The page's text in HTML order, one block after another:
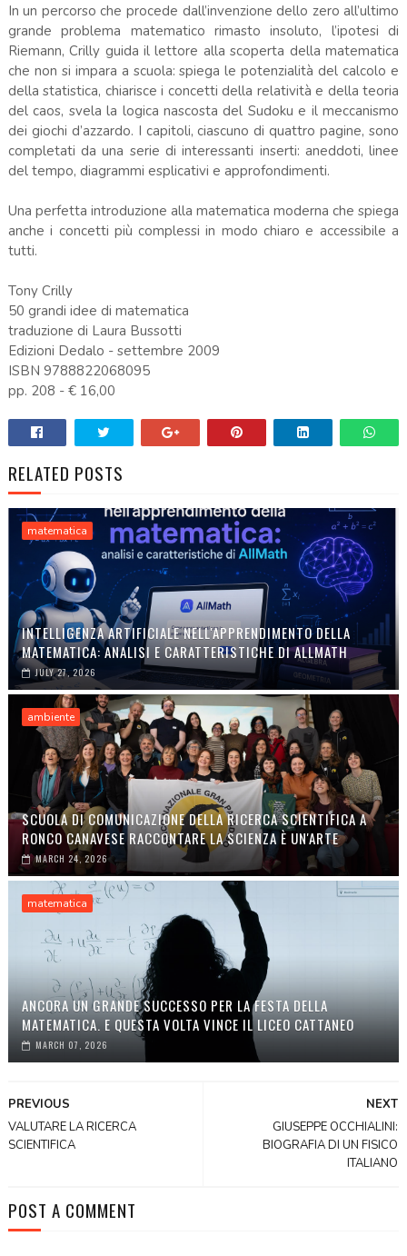
In un percorso che procede dall’invenzione dello zero all’ultimo
grande problema matematico rimasto insoluto, l’ipotesi di
Riemann, Crilly guida il lettore alla scoperta della matematica
che non si impara a scuola: spiega le potenzialità del calcolo e
della statistica, chiarisce i concetti della relatività e della teoria
del caos, svela la logica nascosta del Sudoku e il meccanismo
dei giochi d’azzardo. I capitoli, ciascuno di quattro pagine, sono
completati da una serie di interessanti inserti: aneddoti, linee
del tempo, diagrammi esplicativi e approfondimenti.
Una perfetta introduzione alla matematica moderna che spiega
anche i concetti più complessi in modo chiaro e accessibile a
tutti.
Tony Crilly
50 grandi idee di matematica
traduzione di Laura Bussotti
Edizioni Dedalo - settembre 2009
ISBN 9788822068095
pp. 208 - € 16,00
RELATED POSTS
matematica
INTELLIGENZA ARTIFICIALE NELL'APPRENDIMENTO DELLA
MATEMATICA: ANALISI E CARATTERISTICHE DI ALLMATH
JULY 27, 2026
ambiente
SCUOLA DI COMUNICAZIONE DELLA RICERCA SCIENTIFICA A
RONCO CANAVESE RACCONTARE LA SCIENZA È UN'ARTE
MARCH 24, 2026
matematica
ANCORA UN GRANDE SUCCESSO PER LA FESTA DELLA
MATEMATICA. E QUESTA VOLTA VINCE IL LICEO CATTANEO
MARCH 07, 2026
NEXT
GIUSEPPE OCCHIALINI:
BIOGRAFIA DI UN FISICO
ITALIANO
PREVIOUS
VALUTARE LA RICERCA
SCIENTIFICA
POST A COMMENT